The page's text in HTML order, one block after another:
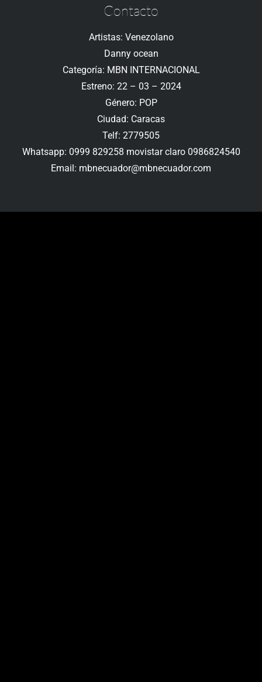
Contacto
Artistas: Venezolano
Danny ocean
Categoría: MBN INTERNACIONAL
Estreno: 22 – 03 – 2024
Género: POP
Ciudad: Caracas
Telf: 2779505
Whatsapp: 0999 829258 movistar claro 0986824540
Email: mbnecuador@mbnecuador.com